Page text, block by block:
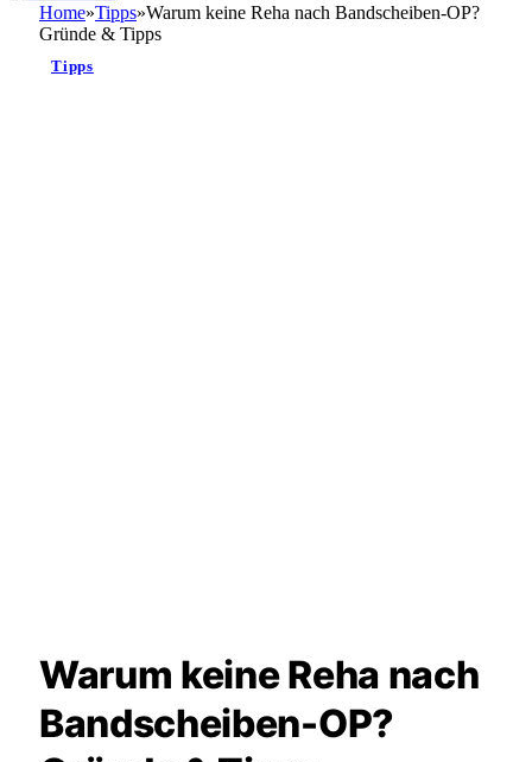
Home»Tipps»Warum keine Reha nach Bandscheiben-OP?
Gründe & Tipps
Tipps
Warum keine Reha nach
Bandscheiben-OP?